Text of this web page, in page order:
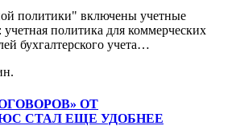
политики" включены учетные
политика для коммерческих
бухгалтерского учета…
ОТ
СТАЛ ЕЩЕ УДОБНЕЕ